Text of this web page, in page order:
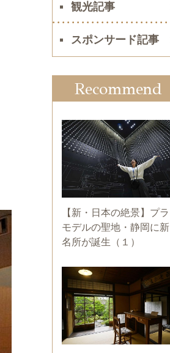
観光記事
スポンサード記事
Recommend
【新・日本の絶景】プラ
モデルの聖地・静岡に新
名所が誕生（１）